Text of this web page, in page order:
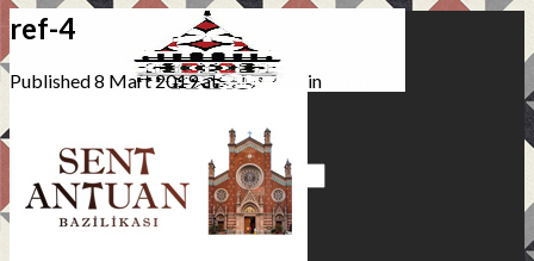
Ana Sayfa
ref-4
Published8 Mart 2019at250 × 150 in